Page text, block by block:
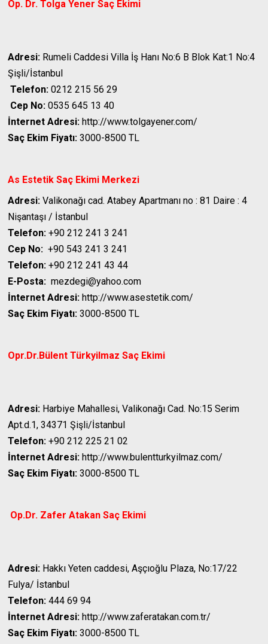
Op. Dr. Tolga Yener Saç Ekimi
Adresi: Rumeli Caddesi Villa İş Hanı No:6 B Blok Kat:1 No:4
Şişli/İstanbul
Telefon: 0212 215 56 29
Cep No: 0535 645 13 40
İnternet Adresi: http://www.tolgayener.com/
Saç Ekim Fiyatı: 3000-8500 TL
As Estetik Saç Ekimi Merkezi
Adresi: Valikonağı cad. Atabey Apartmanı no : 81 Daire : 4
Nişantaşı / İstanbul
Telefon: +90 212 241 3 241
Cep No: +90 543 241 3 241
Telefon: +90 212 241 43 44
E-Posta: mezdegi@yahoo.com
İnternet Adresi: http://www.asestetik.com/
Saç Ekim Fiyatı: 3000-8500 TL
Opr.Dr.Bülent Türkyilmaz Saç Ekimi
Adresi: Harbiye Mahallesi, Valikonağı Cad. No:15 Serim
Apt.d.1, 34371 Şişli/İstanbul
Telefon: +90 212 225 21 02
İnternet Adresi: http://www.bulentturkyilmaz.com/
Saç Ekim Fiyatı: 3000-8500 TL
Op.Dr. Zafer Atakan Saç Ekimi
Adresi: Hakkı Yeten caddesi, Aşçıoğlu Plaza, No:17/22
Fulya/ İstanbul
Telefon: 444 69 94
İnternet Adresi: http://www.zaferatakan.com.tr/
Saç Ekim Fiyatı: 3000-8500 TL